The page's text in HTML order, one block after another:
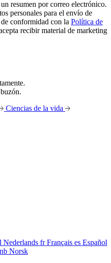
resumen por correo electrónico.
personales para el envío de
conformidad con la Política de
recibir material de marketing
Ciencias de la vida
Nederlands frFrançais es Español
nb Norsk